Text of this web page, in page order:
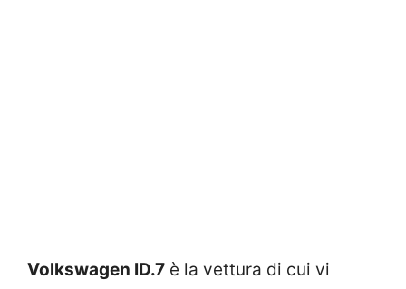
Volkswagen ID.7 è la vettura di cui vi